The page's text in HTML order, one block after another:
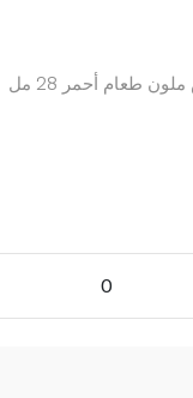
طعام أحمر 28 مل
0